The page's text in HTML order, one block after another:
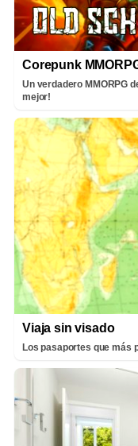
Corepunk
Un verdadero MMORPG
mejor!
Viaja sin visado
Los pasaportes que más